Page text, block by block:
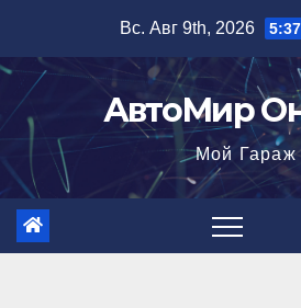
содержимому
Вс. Авг 9th, 2026
АвтоМир
Мой Гараж